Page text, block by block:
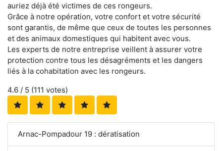
auriez déjà été victimes de ces rongeurs.
Grâce à notre opération, votre confort et votre sécurité
sont garantis, de même que ceux de toutes les personnes
et des animaux domestiques qui habitent avec vous.
Les experts de notre entreprise veillent à assurer votre
protection contre tous les désagréments et les dangers
liés à la cohabitation avec les rongeurs.
4.6 / 5 (111 votes)
Arnac-Pompadour 19 : dératisation